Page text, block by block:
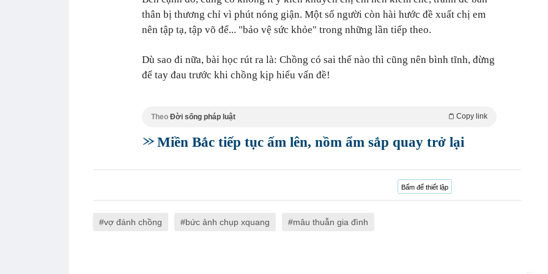
thân bị thương chỉ vì phút nóng giận. Một số người còn hài hước đề xuất chị em
nên tập tạ, tập võ để... "bảo vệ sức khỏe" trong những lần tiếp theo.
Dù sao đi nữa, bài học rút ra là: Chồng có sai thế nào thì cũng nên bình tĩnh, đừng
để tay đau trước khi chồng kịp hiểu vấn đề!
Theo Đời sống pháp luật Copy link
Miền Bắc tiếp tục ấm lên, nồm ẩm sắp quay trở lại
Bấm để thiết lập
vợ đánh chồng bức ảnh chụp xquang mâu thuẫn gia đình